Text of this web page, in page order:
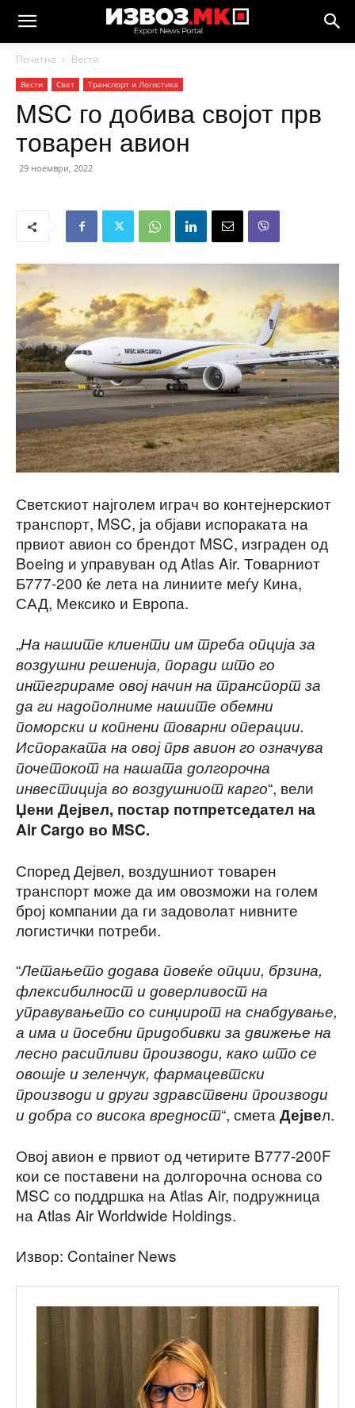
Почетна Вести
Вести Свет Транспорт и Логистика
MSC го добива својот прв
товарен авион
29 ноември, 2022
Светскиот најголем играч во контејнерскиот
транспорт, MSC, ја објави испораката на
првиот авион со брендот MSC, изграден од
Boeing и управуван од Atlas Air. Товарниот
Б777-200 ќе лета на линиите меѓу Кина,
САД, Мексико и Европа.
„На нашите клиенти им треба опција за
воздушни решенија, поради што го
интегрираме овој начин на транспорт за
да ги надополниме нашите обемни
поморски и копнени товарни операции.
Испораката на овој прв авион го означува
почетокот на нашата долгорочна
инвестиција во воздушниот карго“, вели
Џени Дејвел, постар потпретседател на
Air Cargo во MSC.
Според Дејвел, воздушниот товарен
транспорт може да им овозможи на голем
број компании да ги задоволат нивните
логистички потреби.
“Летањето додава повеќе опции, брзина,
флексибилност и доверливост на
управувањето со синџирот на снабдување,
а има и посебни придобивки за движење на
лесно расипливи производи, како што се
овошје и зеленчук, фармацевтски
производи и други здравствени производи
и добра со висока вредност“, смета Дејвел.
Овој авион е првиот од четирите B777-200F
кои се поставени на долгорочна основа со
MSC со поддршка на Atlas Air, подружница
на Atlas Air Worldwide Holdings.
Извор: Container News